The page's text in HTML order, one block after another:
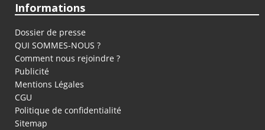
Informations
Dossier de presse
QUI SOMMES-NOUS ?
Comment nous rejoindre ?
Publicité
Mentions Légales
CGU
Politique de confidentialité
Sitemap